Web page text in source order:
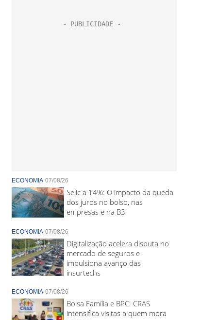
ECONOMIA 07/08/26
Selic a 14%: O impacto da queda
dos juros no bolso, nas
empresas e na B3
ECONOMIA 07/08/26
Digitalização acelera disputa no
mercado de seguros e
impulsiona avanço das
insurtechs
ECONOMIA 07/08/26
Bolsa Família e BPC: CRAS
intensifica visitas a quem mora